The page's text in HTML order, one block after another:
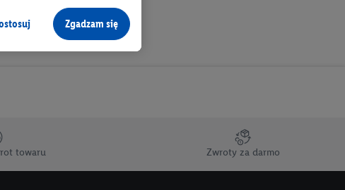
towaru Zwroty za darmo
o dane z innych
również przez różne
na urządzeniach
grup docelowych,
konkretnych treści.
Zgadzam się